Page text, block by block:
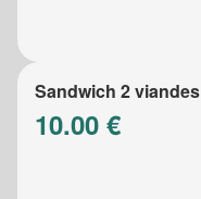
Sandwich 2 viandes
10.00 €